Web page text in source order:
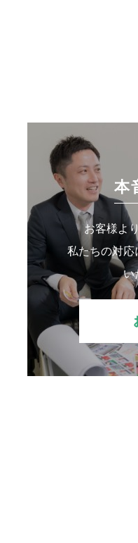
本
お客様よ
私たちの対応
い